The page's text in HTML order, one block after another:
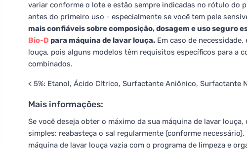
variar conforme o lote e estão sempre indicadas no rótulo do
antes do primeiro uso - especialmente se você tem pele
mais confiáveis sobre composição, dosagem e uso
Bio-D para máquina de lavar louça. Em caso de
louça, pois alguns modelos têm requisitos específicos para a
combinados.
< 5%: Etanol, Ácido Cítrico, Surfactante Aniônico, Surfactante
Mais informações:
Se você deseja obter o máximo da sua máquina de lavar
simples: reabasteça o sal regularmente (conforme
máquina de lavar louça vazia com o programa de limpeza e